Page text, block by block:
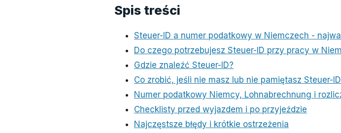
Spis treści
Steuer-ID a numer podatkowy w Niemczech -
Do czego potrzebujesz Steuer-ID przy pracy w
Gdzie znaleźć Steuer-ID?
Co zrobić, jeśli nie masz lub nie pamiętasz Steuer-
Numer podatkowy Niemcy, Lohnabrechnung i
Checklisty przed wyjazdem i po przyjeździe
Najczęstsze błędy i krótkie ostrzeżenia